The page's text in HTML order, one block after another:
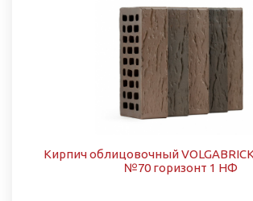
Кирпич облицовочный
№70 горизонт 1 НФ